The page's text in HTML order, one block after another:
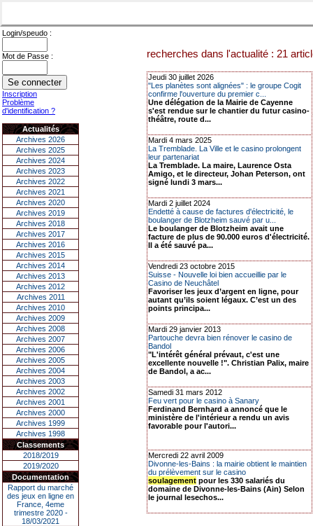
Login/speudo :
Mot de Passe :
Inscription
Problème
d'identification ?
Actualités
Archives 2026
Archives 2025
Archives 2024
Archives 2023
Archives 2022
Archives 2021
Archives 2020
Archives 2019
Archives 2018
Archives 2017
Archives 2016
Archives 2015
Archives 2014
Archives 2013
Archives 2012
Archives 2011
Archives 2010
Archives 2009
Archives 2008
Archives 2007
Archives 2006
Archives 2005
Archives 2004
Archives 2003
Archives 2002
Archives 2001
Archives 2000
Archives 1999
Archives 1998
Classements
2018/2019
2019/2020
Documentation
Rapport du marché
des jeux en ligne en
France, 4eme
trimestre 2020 -
18/03/2021
recherches dans l'actualité : 21
Jeudi 30 juillet 2026
"Les planètes sont alignées" : le groupe Cogit
confirme l'ouverture du premier c...
Une délégation de la Mairie de Cayenne
s'est rendue sur le chantier du futur casino-
théâtre, route d...
Mardi 4 mars 2025
La Tremblade. La Ville et le casino prolongent
leur partenariat
La Tremblade. La maire, Laurence Osta
Amigo, et le directeur, Johan Peterson, ont
signé lundi 3 mars...
Mardi 2 juillet 2024
Endetté à cause de factures d'électricité, le
boulanger de Blotzheim sauvé par u...
Le boulanger de Blotzheim avait une
facture de plus de 90.000 euros d'électricité.
Il a été sauvé pa...
Vendredi 23 octobre 2015
Suisse - Nouvelle loi bien accueillie par le
Casino de Neuchâtel
Favoriser les jeux d’argent en ligne, pour
autant qu’ils soient légaux. C’est un des
points principa...
Mardi 29 janvier 2013
Partouche devra bien rénover le casino de
Bandol
"L'intérêt général prévaut, c'est une
excellente nouvelle !". Christian Palix, maire
de Bandol, a ac...
Samedi 31 mars 2012
Feu vert pour le casino à Sanary
Ferdinand Bernhard a annoncé que le
ministère de l'intérieur a rendu un avis
favorable pour l'autori...
Mercredi 22 avril 2009
Divonne-les-Bains : la mairie obtient le maintien
du prélèvement sur le casino
soulagement pour les 330 salariés du
domaine de Divonne-les-Bains (Ain) Selon
le journal lesechos...